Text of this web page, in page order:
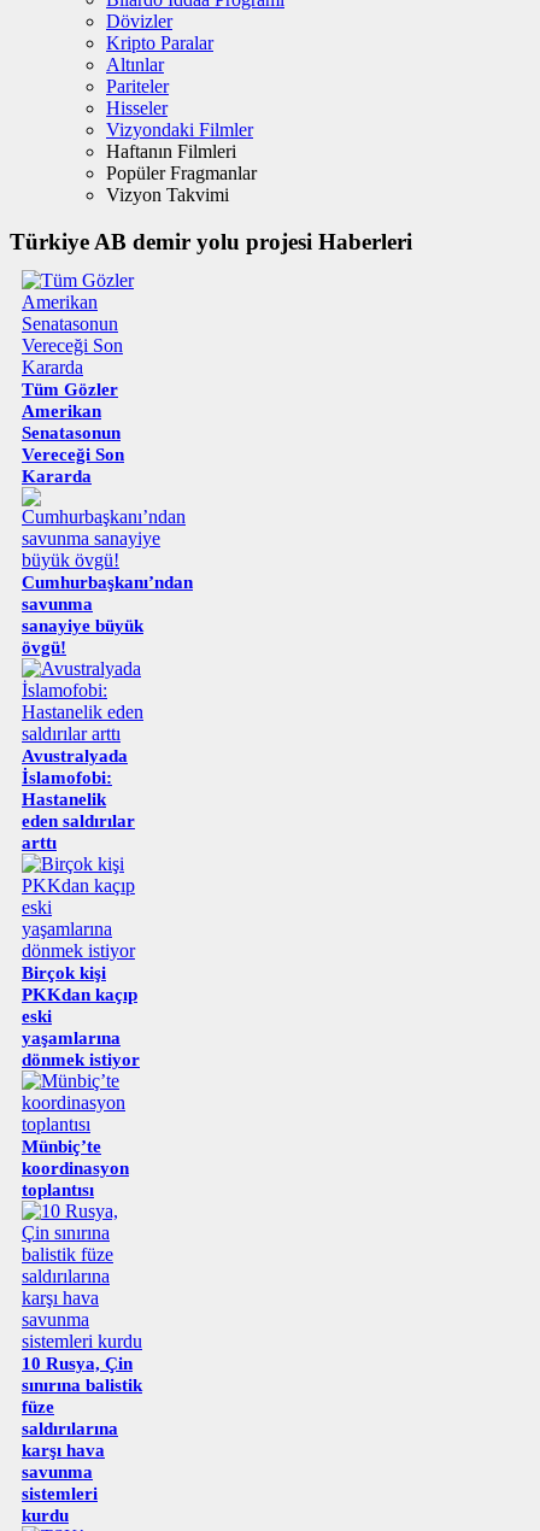
Dövizler
Kripto Paralar
Altınlar
Pariteler
Hisseler
Vizyondaki Filmler
Haftanın Filmleri
Popüler Fragmanlar
Vizyon Takvimi
Türkiye AB demir yolu projesi Haberleri
Tüm Gözler
Amerikan
Senatasonun
Vereceği Son
Kararda
Cumhurbaşkanı’ndan
savunma
sanayiye büyük
övgü!
Avustralyada
İslamofobi:
Hastanelik
eden saldırılar
arttı
Birçok kişi
PKKdan kaçıp
eski
yaşamlarına
dönmek istiyor
Münbiç’te
koordinasyon
toplantısı
10 Rusya, Çin
sınırına balistik
füze
saldırılarına
karşı hava
savunma
sistemleri
kurdu